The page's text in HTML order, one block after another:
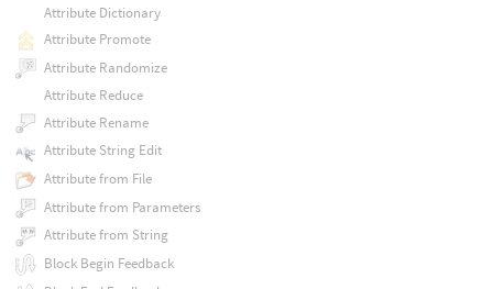
Attribute Dictionary
Attribute Promote
Attribute Randomize
Attribute Reduce
Attribute Rename
Attribute String Edit
Attribute from File
Attribute from Parameters
Attribute from String
Block Begin Feedback